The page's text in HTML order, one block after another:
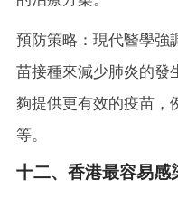
預防策略：現代醫學強
苗接種來減少肺炎的發
夠提供更有效的疫苗，
等。
十二、香港最容易感